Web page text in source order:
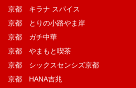
京都 キラナ スパイス
京都 とりの小路やま岸
京都 ガチ中華
京都 やまもと喫茶
京都 シックスセンシズ京都
京都 HANA吉兆